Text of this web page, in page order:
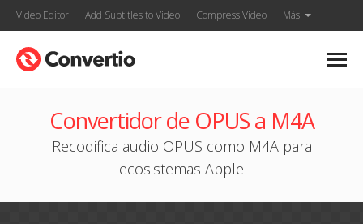
Video Editor Add Subtitles to Video Compress Video Más
Convertidor de OPUS a M4A
Recodifica audio OPUS como M4A para
ecosistemas Apple